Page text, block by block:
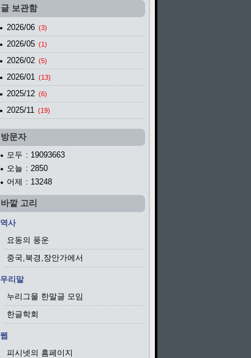
글 보관함
2026/06 (3)
2026/05 (1)
2026/02 (5)
2026/01 (13)
2025/12 (6)
2025/11 (19)
방문자
모두 : 19093663
오늘 : 2850
어제 : 13248
바깥 고리
역사
요동의 풍운
중국,북경,장안가에서
우리말
누리그물 한말글 모임
한글학회
웹
피시넷의 홈페이지